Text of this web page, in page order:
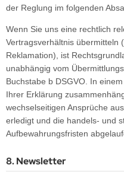
der Reglung im folgenden
Wenn Sie uns eine rechtlich
Vertragsverhältnis übermitteln
Reklamation), ist
unabhängig vom
Buchstabe b DSGVO. In
Ihrer Erklärung
wechselseitigen Ansprüche
erledigt und die handels- und
Aufbewahrungsfristen
8. Newsletter